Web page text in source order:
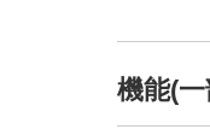
機能(